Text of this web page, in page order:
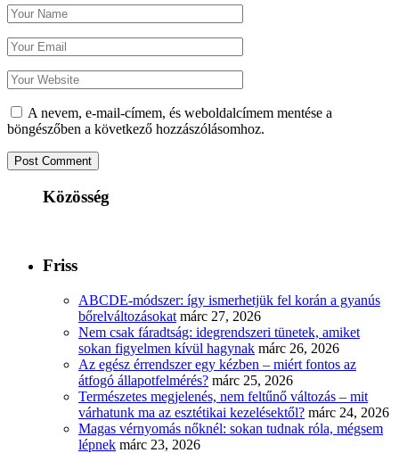
A nevem, e-mail-címem, és weboldalcímem mentése a
böngészőben a következő hozzászólásomhoz.
Közösség
Friss
ABCDE‑módszer: így ismerhetjük fel korán a gyanús
bőrelváltozásokat márc 27, 2026
Nem csak fáradtság: idegrendszeri tünetek, amiket
sokan figyelmen kívül hagynak márc 26, 2026
Az egész érrendszer egy kézben – miért fontos az
átfogó állapotfelmérés? márc 25, 2026
Természetes megjelenés, nem feltűnő változás – mit
várhatunk ma az esztétikai kezelésektől? márc 24, 2026
Magas vérnyomás nőknél: sokan tudnak róla, mégsem
lépnek márc 23, 2026